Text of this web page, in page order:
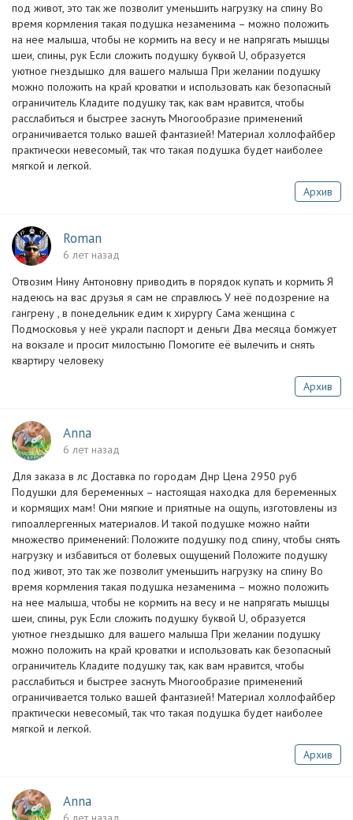
под живот, это так же позволит уменьшить нагрузку на спину Во
время кормления такая подушка незаменима – можно положить
на нее малыша, чтобы не кормить на весу и не напрягать мышцы
шеи, спины, рук Если сложить подушку буквой U, образуется
уютное гнездышко для вашего малыша При желании подушку
можно положить на край кроватки и использовать как безопасный
ограничитель Кладите подушку так, как вам нравится, чтобы
расслабиться и быстрее заснуть Многообразие применений
ограничивается только вашей фантазией! Материал холлофайбер
практически невесомый, так что такая подушка будет наиболее
мягкой и легкой.
Архив
Roman
6 лет назад
Отвозим Нину Антоновну приводить в порядок купать и кормить Я
надеюсь на вас друзья я сам не справлюсь У неё подозрение на
гангрену , в понедельник едим к хирургу Сама женщина с
Подмосковья у неё украли паспорт и деньги Два месяца бомжует
на вокзале и просит милостыню Помогите её вылечить и снять
квартиру человеку
Архив
Anna
6 лет назад
Для заказа в лс Доставка по городам Днр Цена 2950 руб
Подушки для беременных – настоящая находка для беременных
и кормящих мам! Они мягкие и приятные на ощупь, изготовлены из
гипоаллергенных материалов. И такой подушке можно найти
множество применений: Положите подушку под спину, чтобы снять
нагрузку и избавиться от болевых ощущений Положите подушку
под живот, это так же позволит уменьшить нагрузку на спину Во
время кормления такая подушка незаменима – можно положить
на нее малыша, чтобы не кормить на весу и не напрягать мышцы
шеи, спины, рук Если сложить подушку буквой U, образуется
уютное гнездышко для вашего малыша При желании подушку
можно положить на край кроватки и использовать как безопасный
ограничитель Кладите подушку так, как вам нравится, чтобы
расслабиться и быстрее заснуть Многообразие применений
ограничивается только вашей фантазией! Материал холлофайбер
практически невесомый, так что такая подушка будет наиболее
мягкой и легкой.
Архив
Anna